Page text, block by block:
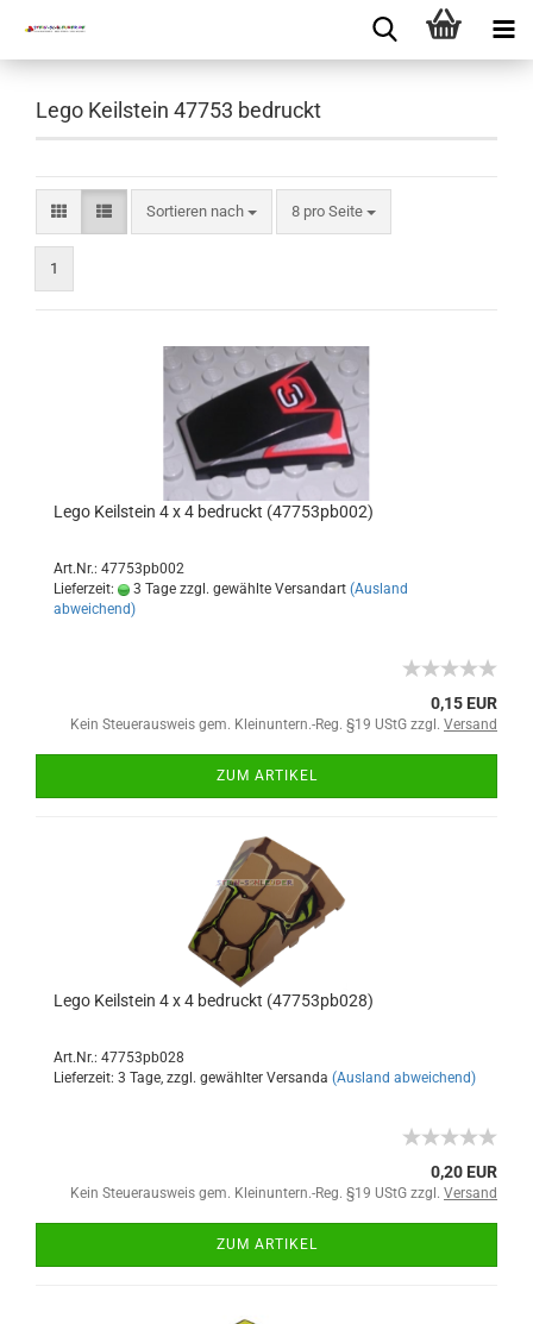
Lego Keilstein 47753 bedruckt
Sortieren nach 8 pro Seite
1
Lego Keilstein 4 x 4 bedruckt (47753pb002)
Art.Nr.: 47753pb002
Lieferzeit:
3 Tage zzgl. gewählte Versandart (Ausland
abweichend)
0,15 EUR
Kein Steuerausweis gem. Kleinuntern.-Reg. §19 UStG zzgl. Versand
ZUM ARTIKEL
Lego Keilstein 4 x 4 bedruckt (47753pb028)
Art.Nr.: 47753pb028
Lieferzeit: 3 Tage, zzgl. gewählter Versanda (Ausland abweichend)
0,20 EUR
Kein Steuerausweis gem. Kleinuntern.-Reg. §19 UStG zzgl. Versand
ZUM ARTIKEL